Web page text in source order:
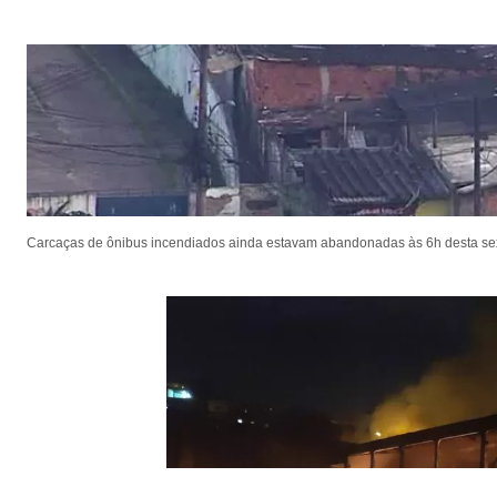
Carcaças de ônibus incendiados ainda estavam abandonadas às 6h desta